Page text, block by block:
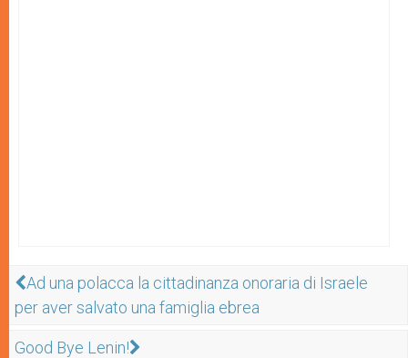
Ad una polacca la cittadinanza onoraria di Israele
per aver salvato una famiglia ebrea
Good Bye Lenin!